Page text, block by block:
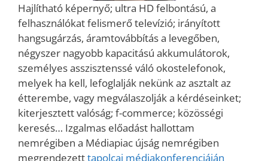
Hajlítható képernyő; ultra HD felbontású, a
felhasználókat felismerő televízió; irányított
hangsugárzás, áramtovábbítás a levegőben,
négyszer nagyobb kapacitású akkumulátorok,
személyes asszisztenssé váló okostelefonok,
melyek ha kell, lefoglalják nekünk az asztalt az
étterembe, vagy megválaszolják a kérdéseinket;
kiterjesztett valóság; f-commerce; közösségi
keresés… Izgalmas előadást hallottam
nemrégiben a Médiapiac újság nemrégiben
megrendezetttapolcai médiakonferenciáján